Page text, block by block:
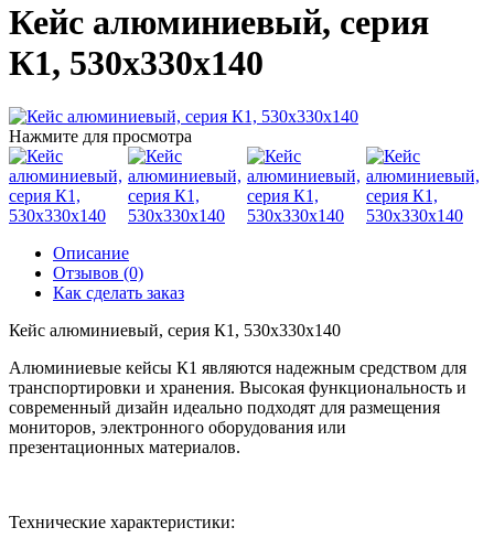
Кейс алюминиевый, серия
К1, 530х330х140
Нажмите для просмотра
Описание
Отзывов (0)
Как сделать заказ
Кейс алюминиевый, серия К1, 530х330х140
Алюминиевые кейсы К1 являются надежным средством для
транспортировки и хранения. Высокая функциональность и
современный дизайн идеально подходят для размещения
мониторов, электронного оборудования или
презентационных материалов.
Технические характеристики: